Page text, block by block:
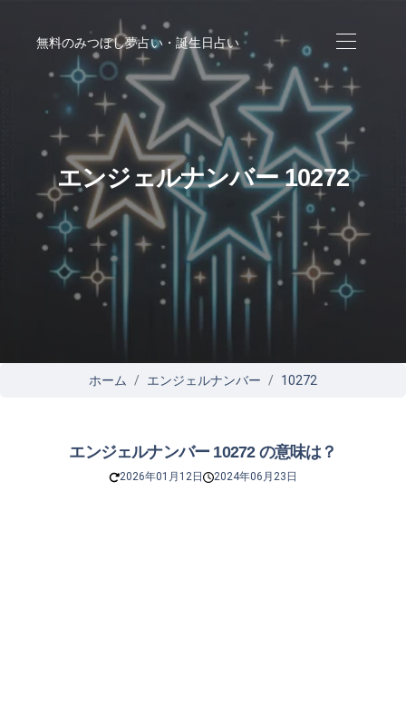
無料のみつぼし夢占い・誕生日占い
エンジェルナンバー 10272
ホーム エンジェルナンバー 10272
エンジェルナンバー 10272 の意味は？
2026年01月12日 2024年06月23日